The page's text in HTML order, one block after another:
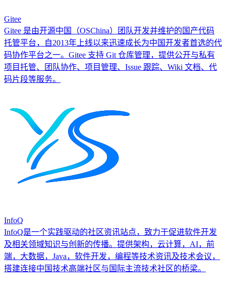
Gitee
Gitee 是由开源中国（OSChina）团队开发并维护的国产代码
托管平台，自2013年上线以来迅速成长为中国开发者首选的代
码协作平台之一。Gitee 支持 Git 仓库管理，提供公开与私有
项目托管、团队协作、项目管理、Issue 跟踪、Wiki 文档、代
码片段等服务。
InfoQ
InfoQ是一个实践驱动的社区资讯站点，致力于促进软件开发
及相关领域知识与创新的传播。提供架构，云计算，AI，前
端，大数据，Java，软件开发，编程等技术资讯及技术会议，
搭建连接中国技术高端社区与国际主流技术社区的桥梁。